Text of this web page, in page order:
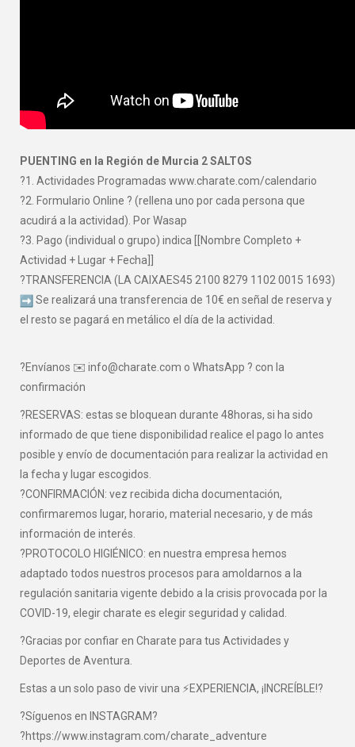
PUENTING en la Región de Murcia 2 SALTOS
?1. Actividades Programadas www.charate.com/calendario
?2. Formulario Online ? (rellena uno por cada persona que
acudirá a la actividad). Por Wasap
?3. Pago (individual o grupo) indica [[Nombre Completo +
Actividad + Lugar + Fecha]]
?TRANSFERENCIA (LA CAIXAES45 2100 8279 1102 0015 1693)
Se realizará una transferencia de 10€ en señal de reserva y
el resto se pagará en metálico el día de la actividad.
?Envíanos ✉️ info@charate.com o WhatsApp ? con la
confirmación
?RESERVAS: estas se bloquean durante 48horas, si ha sido
informado de que tiene disponibilidad realice el pago lo antes
posible y envío de documentación para realizar la actividad en
la fecha y lugar escogidos.
?CONFIRMACIÓN: vez recibida dicha documentación,
confirmaremos lugar, horario, material necesario, y de más
información de interés.
?PROTOCOLO HIGIÉNICO: en nuestra empresa hemos
adaptado todos nuestros procesos para amoldarnos a la
regulación sanitaria vigente debido a la crisis provocada por la
COVID-19, elegir charate es elegir seguridad y calidad.
?Gracias por confiar en Charate para tus Actividades y
Deportes de Aventura.
Estas a un solo paso de vivir una ⚡EXPERIENCIA, ¡INCREÍBLE!?
?Síguenos en INSTAGRAM?
?https://www.instagram.com/charate_adventure